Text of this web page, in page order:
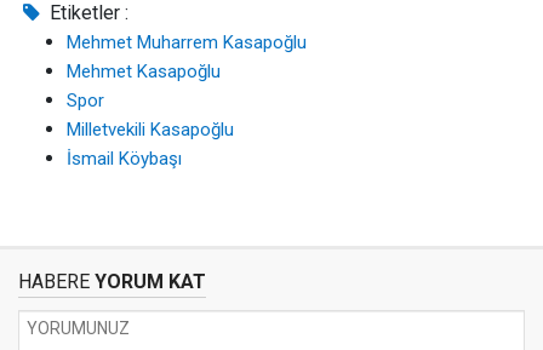
Etiketler :
Mehmet Muharrem Kasapoğlu
Mehmet Kasapoğlu
Spor
Milletvekili Kasapoğlu
İsmail Köybaşı
HABERE YORUM KAT